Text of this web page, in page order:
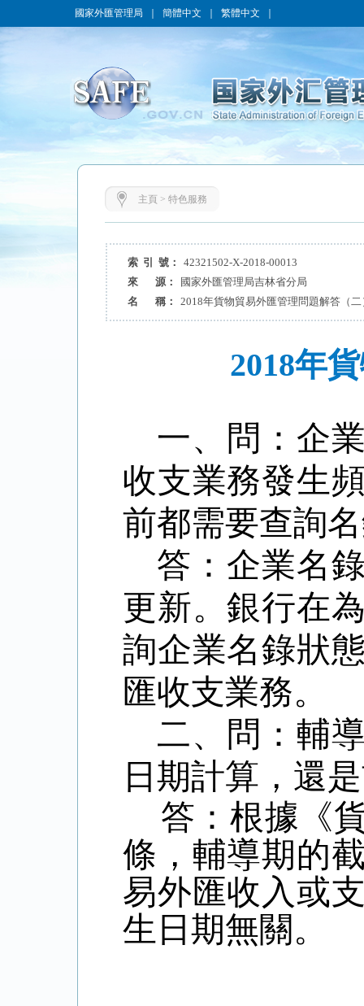
國家外匯管理局 簡體中文 繁體中文
主頁 > 特色服務
索 引 號：
42321502-X-2018-00013
來 源：
國家外匯管理局吉林省分局
名 稱：
2018年貨物貿易外匯管理問題解答（二
2018年
一、問： 企
收支業務發生
前都需要查詢
答：企業名
更新。銀行在
詢企業名錄狀
匯收支業務。
二、
問： 輔
日期計算，還
答：根據《
條，輔導期的
易外匯收入或
生日期無關。